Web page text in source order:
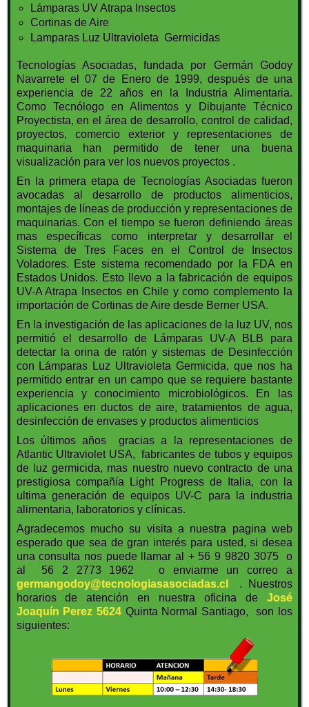
Lámparas UV Atrapa Insectos
Cortinas de Aire
Lamparas Luz Ultravioleta Germicidas
Tecnologías Asociadas, fundada por Germán Godoy
Navarrete el 07 de Enero de 1999, después de una
experiencia de 22 años en la Industria Alimentaria.
Como Tecnólogo en Alimentos y Dibujante Técnico
Proyectista, en el área de desarrollo, control de calidad,
proyectos, comercio exterior y representaciones de
maquinaria han permitido de tener una buena
visualización para ver los nuevos proyectos .
En la primera etapa de Tecnologías Asociadas fueron
avocadas al desarrollo de productos alimenticios,
montajes de líneas de producción y representaciones de
maquinarias. Con el tiempo se fueron definiendo áreas
mas específicas como interpretar y desarrollar el
Sistema de Tres Faces en el Control de Insectos
Voladores. Este sistema recomendado por la FDA en
Estados Unidos. Esto llevo a la fabricación de equipos
UV-A Atrapa Insectos en Chile y como complemento la
importación de Cortinas de Aire desde Berner USA.
En la investigación de las aplicaciones de la luz UV, nos
permitió el desarrollo de Lámparas UV-A BLB para
detectar la orina de ratón y sistemas de Desinfección
con Lámparas Luz Ultravioleta Germicida, que nos ha
permitido entrar en un campo que se requiere bastante
experiencia y conocimiento microbiológicos. En las
aplicaciones en ductos de aire, tratamientos de agua,
desinfección de envases y productos alimenticios
Los últimos años gracias a la representaciones de
Atlantic Ultraviolet USA, fabricantes de tubos y equipos
de luz germicida, mas nuestro nuevo contracto de una
prestigiosa compañía Light Progress de Italia, con la
ultima generación de equipos UV-C para la industria
alimentaria, laboratorios y clínicas.
Agradecemos mucho su visita a nuestra pagina web
esperado que sea de gran interés para usted, si desea
una consulta nos puede llamar al + 56 9 9820 3075 o
al 56 2 2773 1962 o enviarme un correo a
germangodoy@tecnologiasasociadas.cl . Nuestros
horarios de atención en nuestra oficina de José
Joaquín Perez 5624 Quinta Normal Santiago, son los
siguientes: